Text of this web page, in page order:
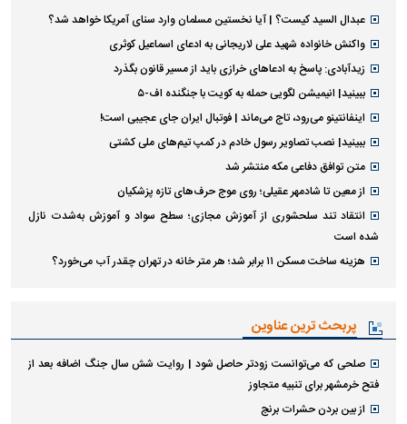
عبدال السید کیست؟ | آیا نخستین مسلمان وارد سنای آمریکا خواهد شد؟
واکنش خانواده شهید علی لاریجانی به ادعای اسماعیل کوثری
زیدآبادی: پاسخ به ادعا‌های خرازی باید از مسیر قانون بگذرد
ببینید| انیمیشن لگویی حمله به کویت با جنگنده اف-۵
اینفانتینو می‌رود، تاج می‌ماند | فوتبال ایران جای عجیبی است!
ببینید| نصب تصاویر رسول خادم در کمپ تیم‌های ملی کشتی
متن توافق دفاعی مکه منتشر شد
از معین تا شادمهر عقیلی؛ روی موج حرف‌های تازه پزشکیان
انتقاد تند سلحشوری از آموزش مجازی؛ سطح سواد و آموزش به‌شدت نازل
شده است
هزینه ساخت مسکن ۱۱ برابر شد؛ هر متر خانه در تهران چقدر آب می‌خورد؟
پربحث ترین عناوین
صلحی که می‌توانست زودتر حاصل شود | روایت شش سال جنگ اضافه بعد از
فتح خرمشهر برای تنبیه متجاوز
از بین بردن حشرات برنج